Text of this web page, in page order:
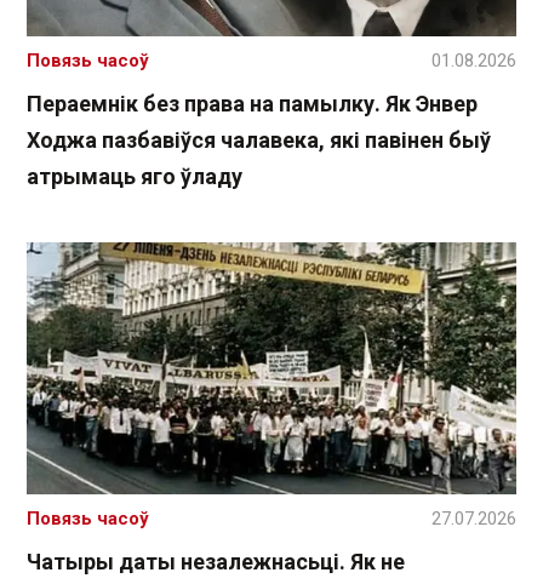
Пераемнік без права на памылку. Як Энвер
Ходжа пазбавіўся чалавека, які павінен быў
атрымаць яго ўладу
Повязь часоў 01.08.2026
Чатыры даты незалежнасьці. Як не
Повязь часоў 27.07.2026